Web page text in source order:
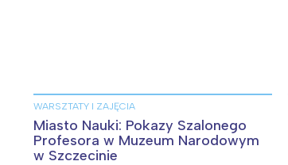
WARSZTATY I ZAJĘCIA
Miasto Nauki: Pokazy Szalonego
Profesora w Muzeum Narodowym
w Szczecinie